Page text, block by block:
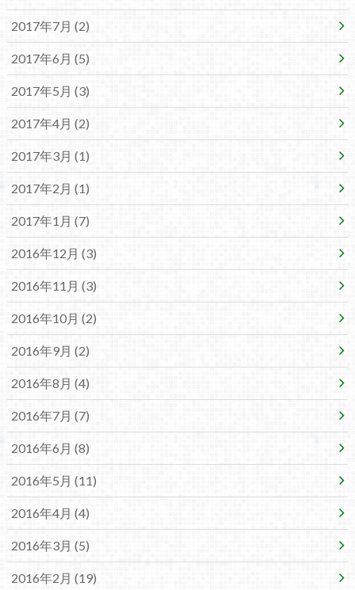
2017年7月 (2)
2017年6月 (5)
2017年5月 (3)
2017年4月 (2)
2017年3月 (1)
2017年2月 (1)
2017年1月 (7)
2016年12月 (3)
2016年11月 (3)
2016年10月 (2)
2016年9月 (2)
2016年8月 (4)
2016年7月 (7)
2016年6月 (8)
2016年5月 (11)
2016年4月 (4)
2016年3月 (5)
2016年2月 (19)